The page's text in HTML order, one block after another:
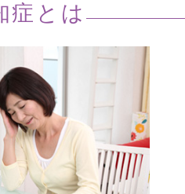
症とは